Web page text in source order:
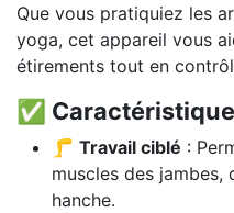
Que vous pratiquiez les
yoga, cet appareil vous
étirements tout en
✅
🦵 Travail ciblé :
muscles des jambes,
hanche.